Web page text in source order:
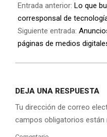
Entrada anterior: Lo que
corresponsal de
Siguiente entrada:
páginas de medios
DEJA UNA RESPUESTA
Tu dirección de correo
campos obligatorios están